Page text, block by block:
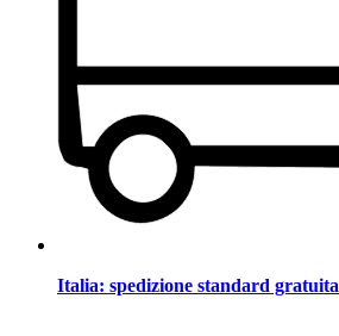
Italia: spedizione standard gratuita